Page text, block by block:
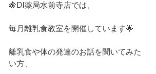
🍇DI薬局水前寺店では、
毎月離乳食教室を開催しています🌟
離乳食や体の発達のお話を聞いてみた
い方、